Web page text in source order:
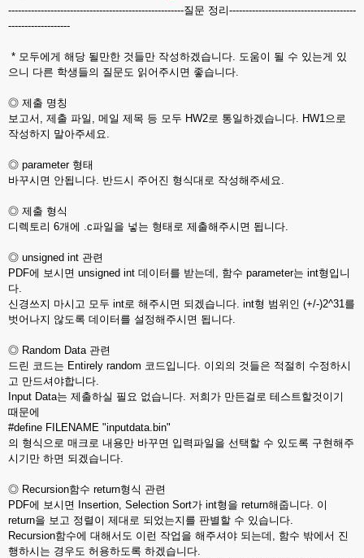
------------------------------------------------------질문 정리---------------------------------------
-------------------
* 모두에게 해당 될만한 것들만 작성하겠습니다. 도움이 될 수 있는게 있
으니 다른 학생들의 질문도 읽어주시면 좋습니다.
◎ 제출 명칭
보고서, 제출 파일, 메일 제목 등 모두 HW2로 통일하겠습니다. HW1으로
작성하지 말아주세요.
◎ parameter 형태
바꾸시면 안됩니다. 반드시 주어진 형식대로 작성해주세요.
◎ 제출 형식
디렉토리 6개에 .c파일을 넣는 형태로 제출해주시면 됩니다.
◎ unsigned int 관련
PDF에 보시면 unsigned int 데이터를 받는데, 함수 parameter는 int형입니
다.
신경쓰지 마시고 모두 int로 해주시면 되겠습니다. int형 범위인 (+/-)2^31를
벗어나지 않도록 데이터를 설정해주시면 됩니다.
◎ Random Data 관련
드린 코드는 Entirely random 코드입니다. 이외의 것들은 적절히 수정하시
고 만드셔야합니다.
Input Data는 제출하실 필요 없습니다. 저희가 만든걸로 테스트할것이기
때문에
#define FILENAME "inputdata.bin"
의 형식으로 매크로 내용만 바꾸면 입력파일을 선택할 수 있도록 구현해주
시기만 하면 되겠습니다.
◎ Recursion함수 return형식 관련
PDF에 보시면 Insertion, Selection Sort가 int형을 return해줍니다. 이
return을 보고 정렬이 제대로 되었는지를 판별할 수 있습니다.
Recursion함수에 대해서도 이런 작업을 해주셔야 되는데, 함수 밖에서 진
행하시는 경우도 허용하도록 하겠습니다.